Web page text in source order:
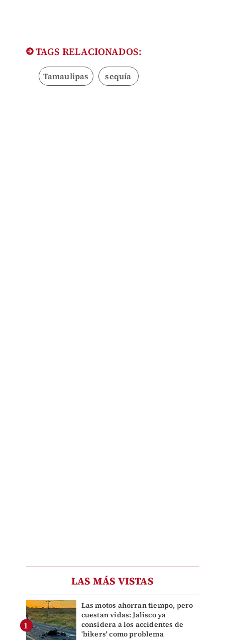
TAGS RELACIONADOS:
Tamaulipas sequía
LAS MÁS VISTAS
Las motos ahorran tiempo, pero
cuestan vidas: Jalisco ya
considera a los accidentes de
'bikers' como problema